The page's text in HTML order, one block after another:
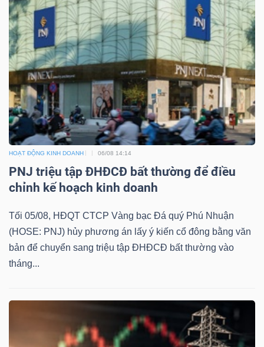
HOẠT ĐỘNG KINH DOANH 06/08 14:14
PNJ triệu tập ĐHĐCĐ bất thường để điều
chỉnh kế hoạch kinh doanh
Tối 05/08, HĐQT CTCP Vàng bạc Đá quý Phú Nhuận
(HOSE: PNJ) hủy phương án lấy ý kiến cổ đông bằng văn
bản để chuyển sang triệu tập ĐHĐCĐ bất thường vào
tháng...